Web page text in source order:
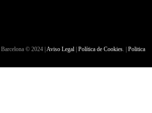
© 2024 | Aviso Legal Política de Cookies. | Politica